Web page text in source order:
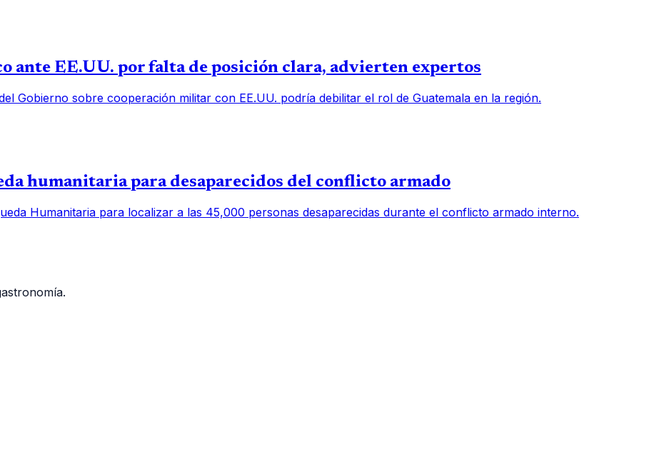
ante EE.UU. por falta de posición clara, advierten expertos
Gobierno sobre cooperación militar con EE.UU. podría debilitar el rol de Guatemala en la región.
humanitaria para desaparecidos del conflicto armado
Humanitaria para localizar a las 45,000 personas desaparecidas durante el conflicto armado interno.